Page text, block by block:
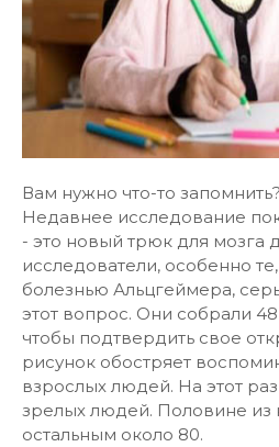
Вам нужно что-то
Недавнее исследование
- это новый трюк для мозга
исследователи, особенно
болезнью Альцгеймера,
этот вопрос. Они собрали
чтобы подтвердить свое
рисунок обостряет
взрослых людей. На этот
зрелых людей. Половине из
остальным около 80.